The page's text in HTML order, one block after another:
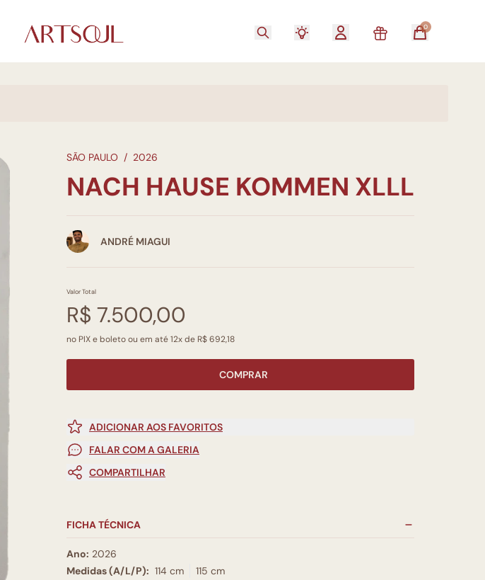
0
SÃO PAULO / 2026
NACH HAUSE KOMMEN XLLL
ANDRÉ MIAGUI
Valor Total
R$ 7.500,00
no PIX e boleto ou em até 12x de R$ 692,18
COMPRAR
ADICIONAR AOS FAVORITOS
FALAR COM A GALERIA
COMPARTILHAR
FICHA TÉCNICA
Ano: 2026
Medidas (A/L/P): 114 cm 115 cm